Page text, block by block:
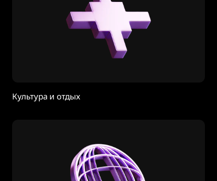
Культура и отдых